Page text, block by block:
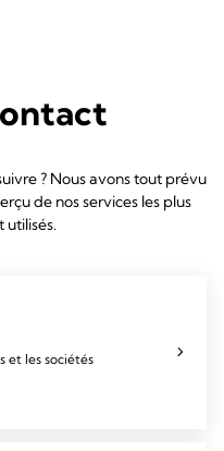
? Nous avons tout prévu
de nos services les plus
et les sociétés